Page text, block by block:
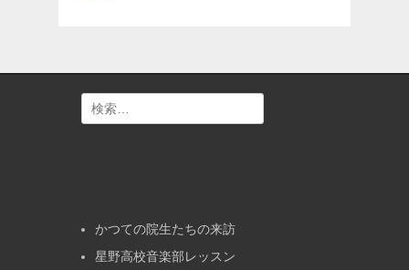
ー
シ
ョ索:
かつての院生たちの来訪
星野高校音楽部レッスン